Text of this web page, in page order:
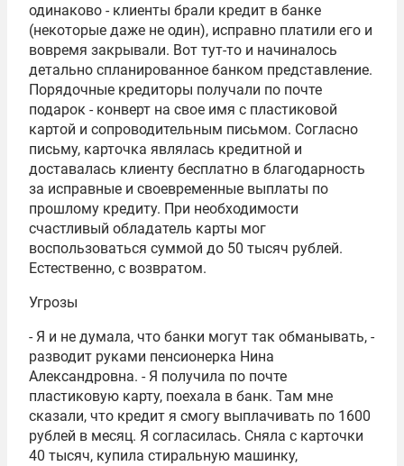
одинаково - клиенты брали кредит в банке
(некоторые даже не один), исправно платили его и
вовремя закрывали. Вот тут-то и начиналось
детально спланированное банком представление.
Порядочные кредиторы получали по почте
подарок - конверт на свое имя с пластиковой
картой и сопроводительным письмом. Согласно
письму, карточка являлась кредитной и
доставалась клиенту бесплатно в благодарность
за исправные и своевременные выплаты по
прошлому кредиту. При необходимости
счастливый обладатель карты мог
воспользоваться суммой до 50 тысяч рублей.
Естественно, с возвратом.
Угрозы
- Я и не думала, что банки могут так обманывать, -
разводит руками пенсионерка Нина
Александровна. - Я получила по почте
пластиковую карту, поехала в банк. Там мне
сказали, что кредит я смогу выплачивать по 1600
рублей в месяц. Я согласилась. Сняла с карточки
40 тысяч, купила стиральную машинку,